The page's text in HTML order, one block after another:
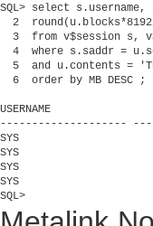
SQL> select
2
3  from
4  where
5  and
6
USERNAME
--------------------
SYS
SYS
SYS
SYS
SQL>